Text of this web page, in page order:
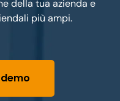
della tua azienda e
più ampi.